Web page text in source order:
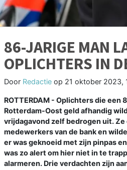
86-JARIGE MAN
OPLICHTERS IN
Door Redactie op 21 oktober 2023,
ROTTERDAM - Oplichters die een
Rotterdam-Oost geld afhandig
vrijdagavond zelf bedrogen uit. Ze
medewerkers van de bank en
er was geknoeid met zijn pinpas
was zo alert om hier niet in te
alarmeren. Drie verdachten zijn